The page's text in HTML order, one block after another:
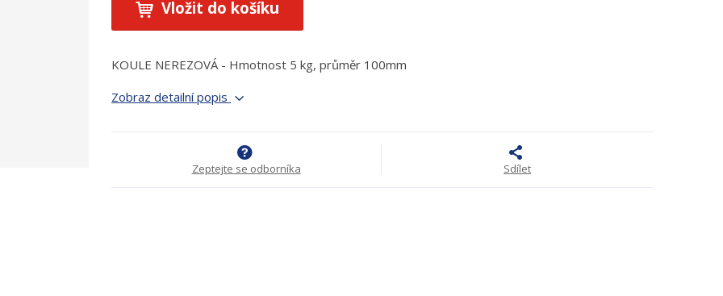
Vložit do košíku
KOULE NEREZOVÁ - Hmotnost 5 kg, průměr 100mm
Zobraz detailní popis
Zeptejte se odborníka Sdílet